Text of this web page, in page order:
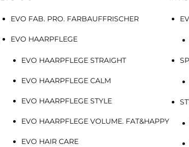
EVO FAB. PRO. FARBAUFFRISCHER
EVO HAARPFLEGE
EVO HAARPFLEGE STRAIGHT
EVO HAARPFLEGE CALM
EVO HAARPFLEGE STYLE
EVO HAARPFLEGE VOLUME. FAT&HAPPY
EVO HAIR CARE